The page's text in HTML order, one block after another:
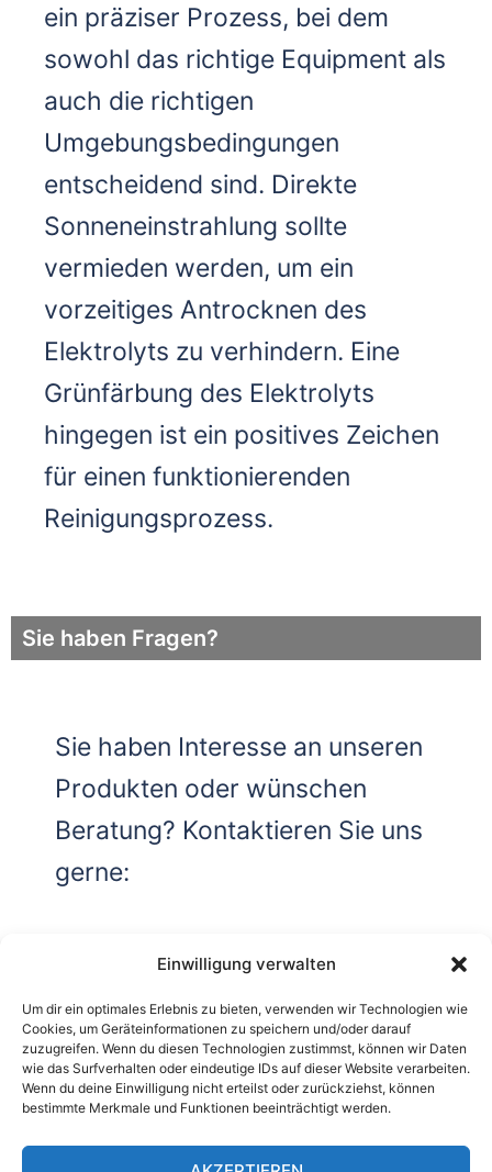
Einwilligung verwalten
Um dir ein optimales Erlebnis zu bieten, verwenden wir Technologien wie
Cookies, um Geräteinformationen zu speichern und/oder darauf
zuzugreifen. Wenn du diesen Technologien zustimmst, können wir Daten
wie das Surfverhalten oder eindeutige IDs auf dieser Website verarbeiten.
Wenn du deine Einwilligung nicht erteilst oder zurückziehst, können
bestimmte Merkmale und Funktionen beeinträchtigt werden.
ein präziser Prozess, bei dem
sowohl das richtige Equipment als
auch die richtigen
Umgebungsbedingungen
entscheidend sind. Direkte
Sonneneinstrahlung sollte
vermieden werden, um ein
vorzeitiges Antrocknen des
Elektrolyts zu verhindern. Eine
Grünfärbung des Elektrolyts
hingegen ist ein positives Zeichen
für einen funktionierenden
Reinigungsprozess.
Sie haben Fragen?
Sie haben Interesse an unseren
Produkten oder wünschen
Beratung? Kontaktieren Sie uns
gerne: